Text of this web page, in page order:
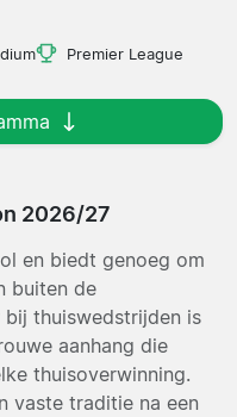
Premier League
2026/27
en biedt genoeg om
buiten de
thuiswedstrijden is
aanhang die
thuisoverwinning.
vaste traditie na een